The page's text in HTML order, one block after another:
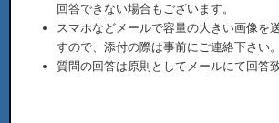
回答できない場合もございます。
スマホなどメールで容量の大きい画像を
すので、添付の際は事前にご連絡下さい
質問の回答は原則としてメールにて回答